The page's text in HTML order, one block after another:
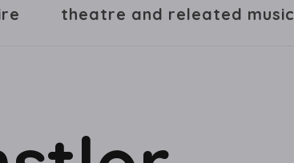
theatre and releated music